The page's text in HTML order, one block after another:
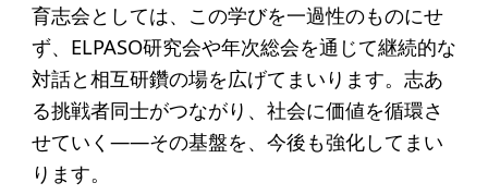
ELPASO会とは
入会案内
会員限定ページ
育志会としては、この学びを一過性のものにせ
ず、ELPASO研究会や年次総会を通じて継続的な
対話と相互研鑽の場を広げてまいります。志あ
る挑戦者同士がつながり、社会に価値を循環さ
せていく――その基盤を、今後も強化してまい
ります。